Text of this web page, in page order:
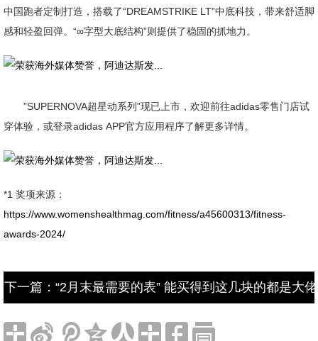
中国跑者定制打造，搭载了“DREAMSTRIKE LT”中底科技，带来舒适脚
感和轻盈回弹。“∞字型大底结构”则提供了稳固的抓地力。
”SUPERNOVA超星动系列”现已上市，欢迎前往adidas零售门店试
穿体验，或登录adidas APP官方应用程序了解更多详情。
*1 奖项来源：
https://www.womenshealthmag.com/fitness/a45600313/fitness-
awards-2024/
下一篇：“2月末最需要的表” 能买得到这几块的都是大